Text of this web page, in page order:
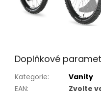
Doplňkové
Kategorie:
Vanity
EAN:
Zvolte